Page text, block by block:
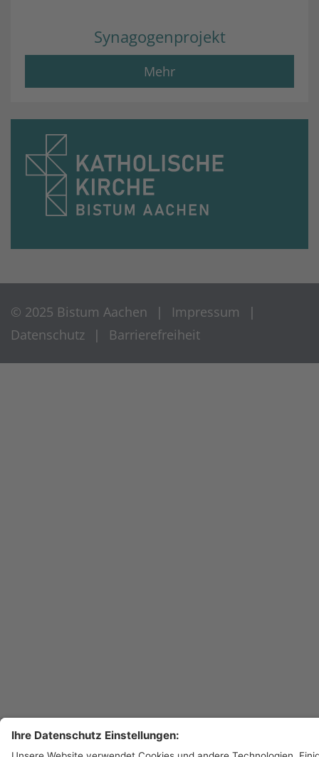
Synagogenprojekt
Mehr
© 2025 Bistum Aachen
Impressum
Datenschutz
Barrierefreiheit